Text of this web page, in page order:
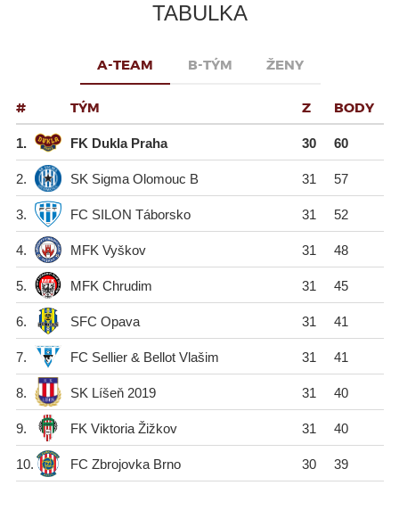
TABULKA
A-TEAM B-TÝM ŽENY
P TÝM Z B
1. FK Dukla Praha 30 60
2. SK Sigma Olomouc B 31 57
3. FC SILON Táborsko 31 52
4. MFK Vyškov 31 48
5. MFK Chrudim 31 45
6. SFC Opava 31 41
7. FC Sellier & Bellot Vlašim 31 41
8. SK Líšeň 2019 31 40
9. FK Viktoria Žižkov 31 40
10. FC Zbrojovka Brno 30 39